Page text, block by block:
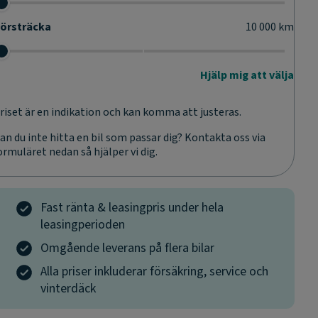
10 000 km
Hjälp mig att välja
är en indikation och kan komma att justeras.
du inte hitta en bil som passar dig? Kontakta oss via
nedan så hjälper vi dig.
Fast ränta & leasingpris under hela
leasingperioden
Omgående leverans på flera bilar
Alla priser inkluderar försäkring, service och
vinterdäck